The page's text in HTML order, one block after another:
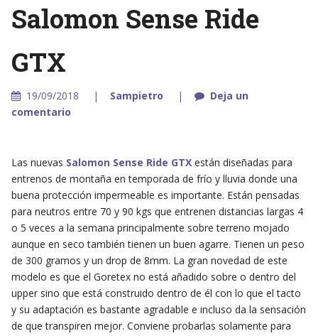
Salomon Sense Ride
GTX
19/09/2018 Sampietro
Deja un
comentario
Las nuevas Salomon Sense Ride GTXestán diseñadas para
entrenos de montaña en temporada de frío y lluvia donde una
buena protección impermeable es importante. Están pensadas
para neutros entre 70 y 90 kgs que entrenen distancias largas 4
o 5 veces a la semana principalmente sobre terreno mojado
aunque en seco también tienen un buen agarre. Tienen un peso
de 300 gramos y un drop de 8mm. La gran novedad de este
modelo es que el Goretex no está añadido sobre o dentro del
upper sino que está construido dentro de él con lo que el tacto
y su adaptación es bastante agradable e incluso da la sensación
de que transpiren mejor. Conviene probarlas solamente para